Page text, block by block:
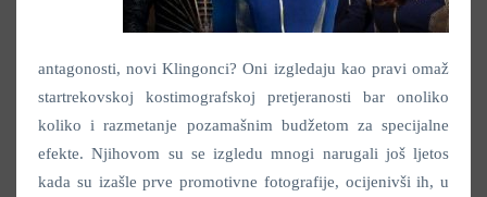
antagonosti, novi Klingonci? Oni izgledaju kao pravi omaž
startrekovskoj kostimografskoj pretjeranosti bar onoliko
koliko i razmetanje pozamašnim budžetom za specijalne
efekte. Njihovom su se izgledu mnogi narugali još ljetos
kada su izašle prve promotivne fotografije, ocijenivši ih, u